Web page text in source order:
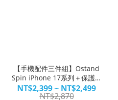
【手機配件三件組】Ostand
Spin iPhone 17系列＋保護貼
＋鏡頭貼
NT$2,399 ~ NT$2,499
NT$2,870